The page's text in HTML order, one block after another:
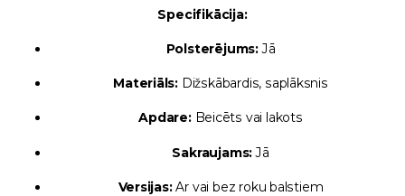
Specifikācija:
Polsterējums:Jā
Materiāls: Dižskābardis, saplāksnis
Apdare:Beicēts vai lakots
Sakraujams:Jā
Versijas:Ar vai bez roku balstiem